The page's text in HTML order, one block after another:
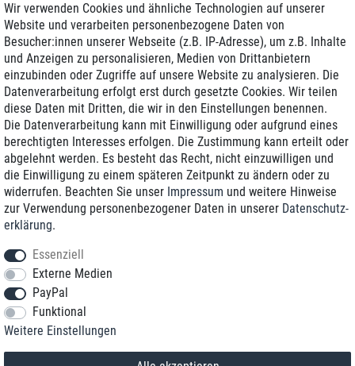
Zustellung am nächsten Werktag
Günstiger Versand
Generalüberholt mit Garantie
+49 8989 96160*
*Sie erreichen uns zum Ortstarif von Montag bis Freitag von 9 Uhr - 18 Uhr.
© 2018 TOP TEN Computervertrieb GmbH
Wir verwenden Cookies und ähnliche Technologien auf unserer
Website und verarbeiten personenbezogene Daten von
Besucher:innen unserer Webseite (z.B. IP-Adresse), um z.B. Inhalte
und Anzeigen zu personalisieren, Medien von Drittanbietern
einzubinden oder Zugriffe auf unsere Website zu analysieren. Die
Datenverarbeitung erfolgt erst durch gesetzte Cookies. Wir teilen
diese Daten mit Dritten, die wir in den Einstellungen benennen.
Die Datenverarbeitung kann mit Einwilligung oder aufgrund eines
berechtigten Interesses erfolgen. Die Zustimmung kann erteilt oder
abgelehnt werden. Es besteht das Recht, nicht einzuwilligen und
die Einwilligung zu einem späteren Zeitpunkt zu ändern oder zu
widerrufen. Beachten Sie unser Impressum und weitere Hinweise
zur Verwendung personenbezogener Daten in unserer Daten­schutz­
erklärung.
Essenziell
Externe Medien
PayPal
Funktional
Weitere Einstellungen